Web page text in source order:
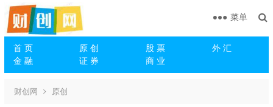
首 页 原 创 股 票
外 汇
金 融
证 券 商 业
菜单
财创网 原创